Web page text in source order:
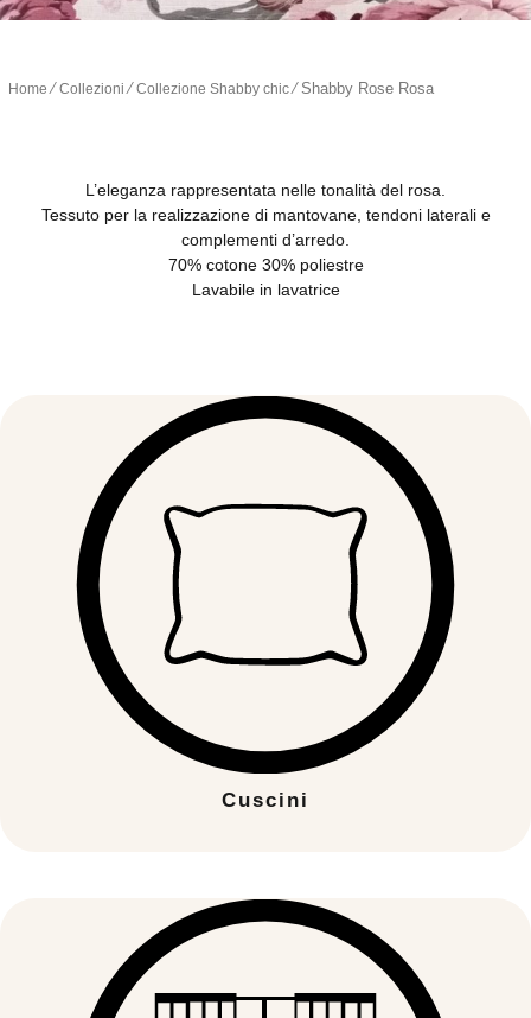
Home ∕Collezioni ∕Collezione Shabby chic∕ Shabby Rose Rosa
L’eleganza rappresentata nelle tonalità del rosa.
Tessuto per la realizzazione di mantovane, tendoni laterali e
complementi d’arredo.
70% cotone 30% poliestre
Lavabile in lavatrice
Cuscini